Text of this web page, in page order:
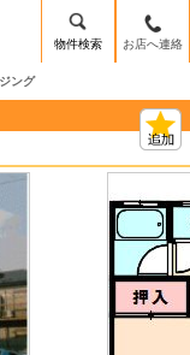
物件検索 お店へ連絡
ング